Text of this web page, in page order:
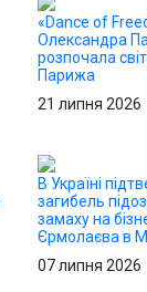
«Dance of
Олександра
розпочала
Парижа
21 липня 2026
В Україні
загибель
замаху на
Єрмолаєва в
07 липня 2026